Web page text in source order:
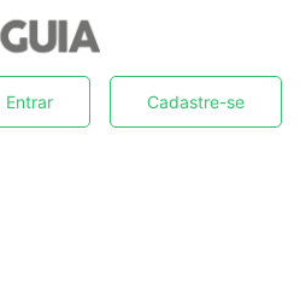
Entrar Cadastre-se